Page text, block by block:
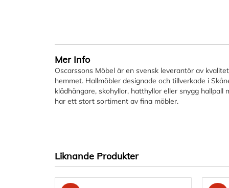
Mer Info
Oscarssons Möbel är en svensk leverantör av
hemmet. Hallmöbler designade och tillverkade i
klädhängare, skohyllor, hatthyllor eller snygg hallpall
har ett stort sortiment av fina möbler.
Liknande Produkter